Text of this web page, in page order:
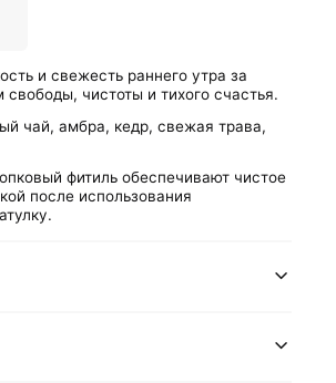
и свежесть раннего утра за
чистоты и тихого счастья.
чай, амбра, кедр, свежая трава,
фитиль обеспечивают чистое
после использования